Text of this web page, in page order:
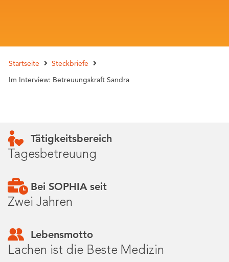
Startseite
Steckbriefe
Im Interview: Betreuungskraft Sandra
Tätigkeitsbereich
Tagesbetreuung
Bei SOPHIA seit
Zwei Jahren
Lebensmotto
Lachen ist die Beste Medizin